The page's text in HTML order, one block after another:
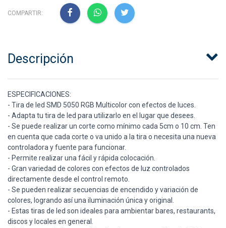
COMPARTIR:
Descripción
ESPECIFICACIONES:
- Tira de led SMD 5050 RGB Multicolor con efectos de luces.
- Adapta tu tira de led para utilizarlo en el lugar que desees.
- Se puede realizar un corte como mínimo cada 5cm o 10 cm. Ten
en cuenta que cada corte o va unido a la tira o necesita una nueva
controladora y fuente para funcionar.
- Permite realizar una fácil y rápida colocación.
- Gran variedad de colores con efectos de luz controlados
directamente desde el control remoto.
- Se pueden realizar secuencias de encendido y variación de
colores, logrando así una iluminación única y original.
- Estas tiras de led son ideales para ambientar bares, restaurants,
discos y locales en general.